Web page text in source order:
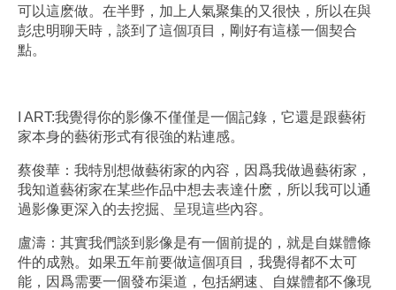
可以這麽做。在半野，加上人氣聚集的又很快，所以在與
彭忠明聊天時，談到了這個項目，剛好有這樣一個契合
點。
I ART:我覺得你的影像不僅僅是一個記錄，它還是跟藝術
家本身的藝術形式有很強的粘連感。
蔡俊華：我特別想做藝術家的內容，因爲我做過藝術家，
我知道藝術家在某些作品中想去表達什麽，所以我可以通
過影像更深入的去挖掘、呈現這些內容。
盧濤：其實我們談到影像是有一個前提的，就是自媒體條
件的成熟。如果五年前要做這個項目，我覺得都不太可
能，因爲需要一個發布渠道，包括網速、自媒體都不像現